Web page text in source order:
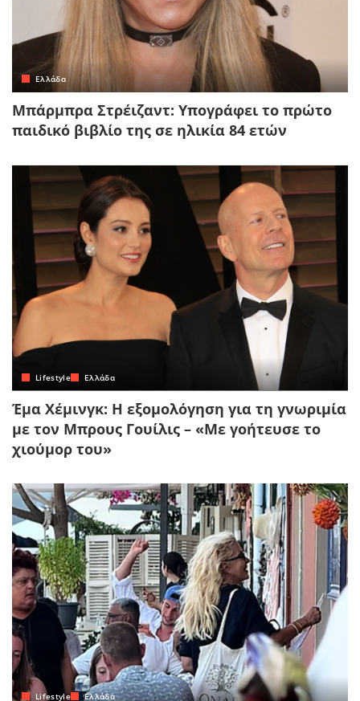
Ελλάδα
Μπάρμπρα Στρέιζαντ: Υπογράφει το πρώτο
παιδικό βιβλίο της σε ηλικία 84 ετών
Lifestyle Ελλάδα
Έμα Χέμινγκ: Η εξομολόγηση για τη γνωριμία
με τον Μπρους Γουίλις – «Με γοήτευσε το
χιούμορ του»
Lifestyle Ελλάδα